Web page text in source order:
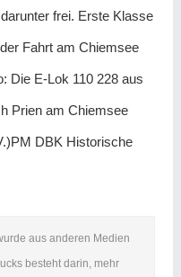
frei. Erste Klasse
Fahrt am Chiemsee
Die E-Lok 110 228 aus
Prien am Chiemsee
DBK Historische
aus anderen Medien
besteht darin, mehr